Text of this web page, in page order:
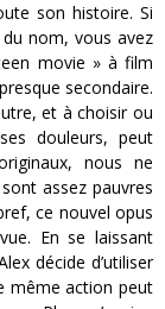
son histoire. Si
nom, vous avez
movie » à film
secondaire.
et à choisir ou
douleurs, peut
nous ne
assez pauvres
ce nouvel opus
En se laissant
décide d’utiliser
même action peut